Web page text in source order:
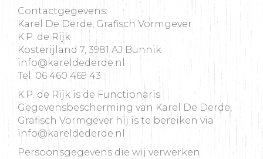
Contactgegevens:
Karel De Derde, Grafisch Vormgever
K.P. de Rijk
Kosterijland 7, 3981 AJ Bunnik
info@kareldederde.nl
Tel. 06 460 469 43
K.P. de Rijk is de Functionaris
Gegevensbescherming van Karel De Derde,
Grafisch Vormgever hij is te bereiken via
info@kareldederde.nl
Persoonsgegevens die wij verwerken